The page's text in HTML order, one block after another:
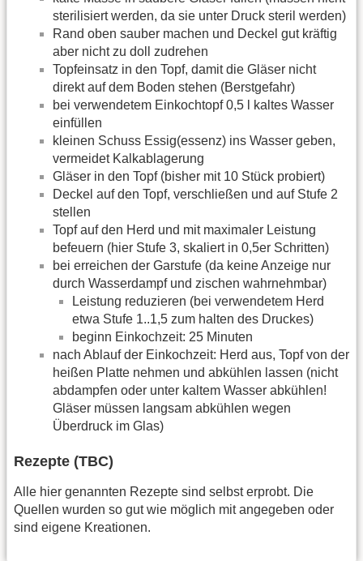
sterilisiert werden, da sie unter Druck steril werden)
Rand oben sauber machen und Deckel gut kräftig
aber nicht zu doll zudrehen
Topfeinsatz in den Topf, damit die Gläser nicht
direkt auf dem Boden stehen (Berstgefahr)
bei verwendetem Einkochtopf 0,5 l kaltes Wasser
einfüllen
kleinen Schuss Essig(essenz) ins Wasser geben,
vermeidet Kalkablagerung
Gläser in den Topf (bisher mit 10 Stück probiert)
Deckel auf den Topf, verschließen und auf Stufe 2
stellen
Topf auf den Herd und mit maximaler Leistung
befeuern (hier Stufe 3, skaliert in 0,5er Schritten)
bei erreichen der Garstufe (da keine Anzeige nur
durch Wasserdampf und zischen wahrnehmbar)
Leistung reduzieren (bei verwendetem Herd
etwa Stufe 1..1,5 zum halten des Druckes)
beginn Einkochzeit: 25 Minuten
nach Ablauf der Einkochzeit: Herd aus, Topf von der
heißen Platte nehmen und abkühlen lassen (nicht
abdampfen oder unter kaltem Wasser abkühlen!
Gläser müssen langsam abkühlen wegen
Überdruck im Glas)
Rezepte (TBC)
Alle hier genannten Rezepte sind selbst erprobt. Die
Quellen wurden so gut wie möglich mit angegeben oder
sind eigene Kreationen.